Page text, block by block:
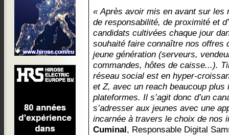
« Après avoir mis en avant sur les
de responsabilité, de proximité et
candidats cultivées chaque jour
souhaité faire connaître nos offres
jeune génération (serveurs,
commandes, hôtes de caisse...).
réseau social est en hyper-
et Z, avec un reach beaucoup
plateformes. Il s’agit donc d’un
s’adresser aux jeunes avec une
incarnée à travers le choix de nos
Cuminal, Responsable Digital